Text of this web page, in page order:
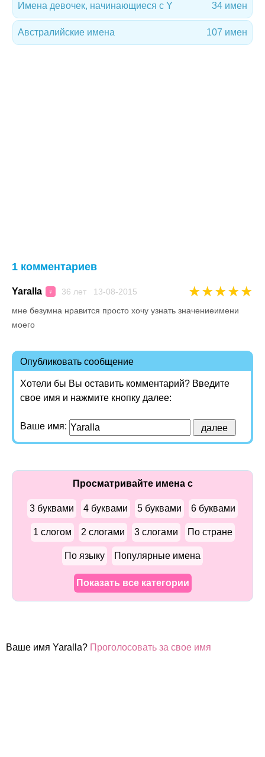
Имена девочек, начинающиеся с Y 34 имен
Австралийские имена 107 имен
1 комментариев
Yaralla ♀ 36 лет 13-08-2015 ★★★★★
мне безумна нравится просто хочу узнать значениеимени
моего
Опубликовать сообщение
Хотели бы Вы оставить комментарий? Введите
свое имя и нажмите кнопку далее:
Ваше имя:
Просматривайте имена с
3 буквами 4 буквами 5 буквами 6 буквами
1 слогом 2 слогами 3 слогами По стране
По языку Популярные имена
Показать все категории
Ваше имя Yaralla? Проголосовать за свое имя